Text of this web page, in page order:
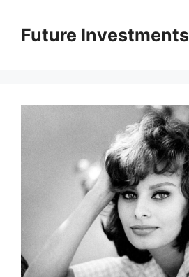
вмістуFuture Investments